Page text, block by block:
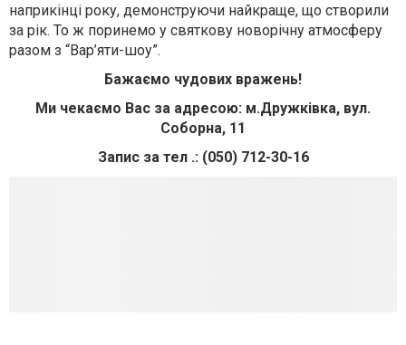
наприкінці року, демонструючи найкраще, що створили
за рік. То ж поринемо у святкову новорічну атмосферу
разом з “Вар’яти-шоу”.
Бажаємо чудових вражень!
Ми чекаємо Вас за адресою: м.Дружківка, вул.
Соборна, 11
Запис за тел .: (050) 712-30-16